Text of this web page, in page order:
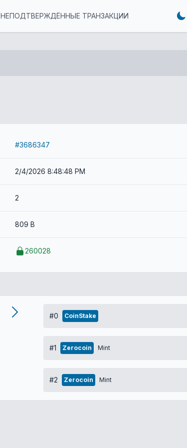
НЕПОДТВЕРЖДЁННЫЕ ТРАНЗАКЦИИ
#3686347
2/4/2026 8:48:48 PM
2
809 B
260028
#0 CoinStake
#1 Zerocoin Mint
#2 Zerocoin Mint